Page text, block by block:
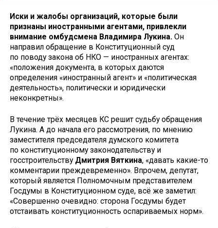
Иски и жалобы организаций, которые были
признаны иностранными агентами, привлекли
внимание омбудсмена Владимира Лукина. Он
направил обращение в Конституционный суд
по поводу закона об НКО — иностранных агентах:
«положения документа, в которых даются
определения «иностранный агент» и «политическая
деятельность», политически и юридически
неконкретны».
В течение трёх месяцев КС решит судьбу обращения
Лукина. А до начала его рассмотрения, по мнению
заместителя председателя думского комитета
по конституционному законодательству и
госстроительству Дмитрия Вяткина, «давать какие-то
комментарии преждевременно». Впрочем, депутат,
который является Полномочным представителем
Госдумы в Конституционном суде, всё же заметил:
«Совершенно очевидно: сторона Госдумы будет
отстаивать конституционность оспариваемых норм».